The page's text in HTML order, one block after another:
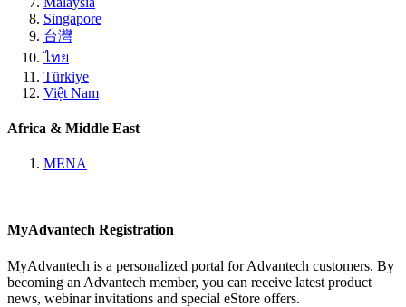
Singapore
台灣
ไทย
Türkiye
Việt Nam
Africa & Middle East
MENA
MyAdvantech Registration
MyAdvantech is a personalized portal for Advantech customers. By
becoming an Advantech member, you can receive latest product
news, webinar invitations and special eStore offers.